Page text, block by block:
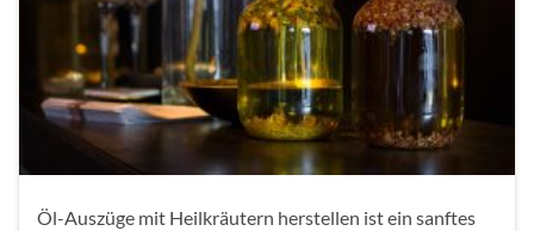
Öl-Auszüge mit Heilkräutern herstellen ist ein sanftes